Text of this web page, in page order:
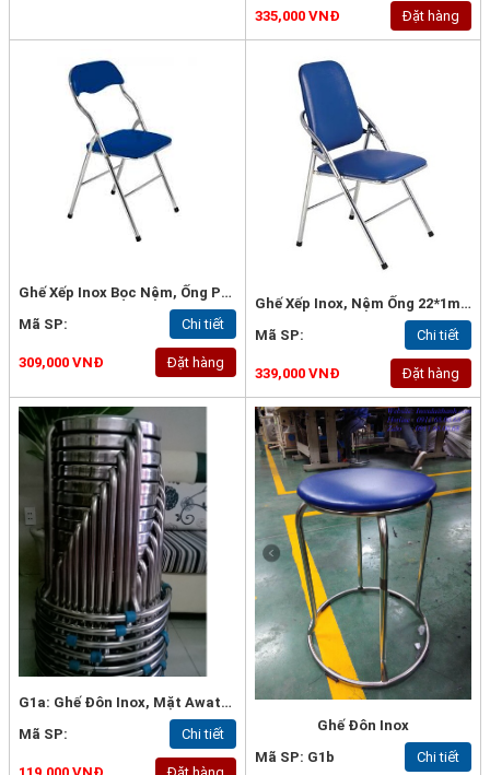
335,000 VNĐ Đặt hàng
Ghế Xếp Inox Bọc Nệm, Ống Phi 22*0.9mm - G42
Mã SP:
Chi tiết
309,000 VNĐ Đặt hàng
Ghế Xếp Inox, Nệm Ống 22*1mm, Loại Tốt - G57
Mã SP:
Chi tiết
339,000 VNĐ Đặt hàng
G1a: Ghế Đôn Inox, Mặt Awata Cao Cấp
Mã SP:
Chi tiết
Ghế Đôn Inox
Mã SP: G1b
Chi tiết